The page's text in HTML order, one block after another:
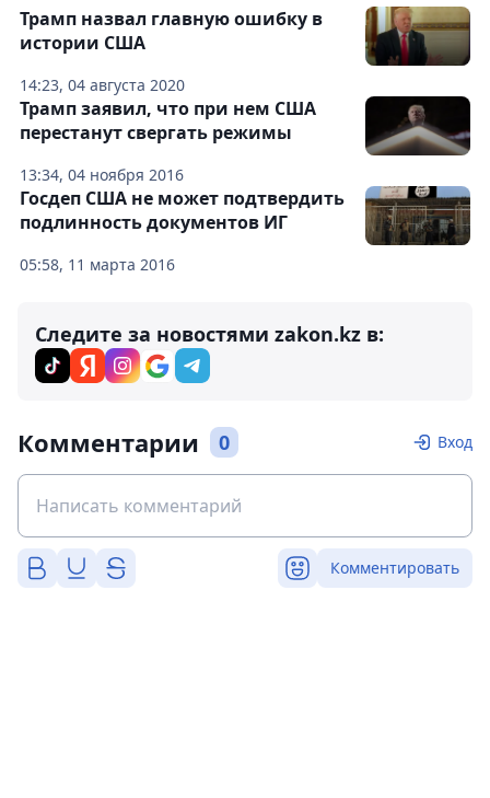
14:23, 04 августа 2020
Трамп назвал главную ошибку в
истории США
13:34, 04 ноября 2016
Трамп заявил, что при нем США
перестанут свергать режимы
05:58, 11 марта 2016
Госдеп США не может подтвердить
подлинность документов ИГ
Следите за новостями zakon.kz в:
Комментарии 0 Вход
Комментировать